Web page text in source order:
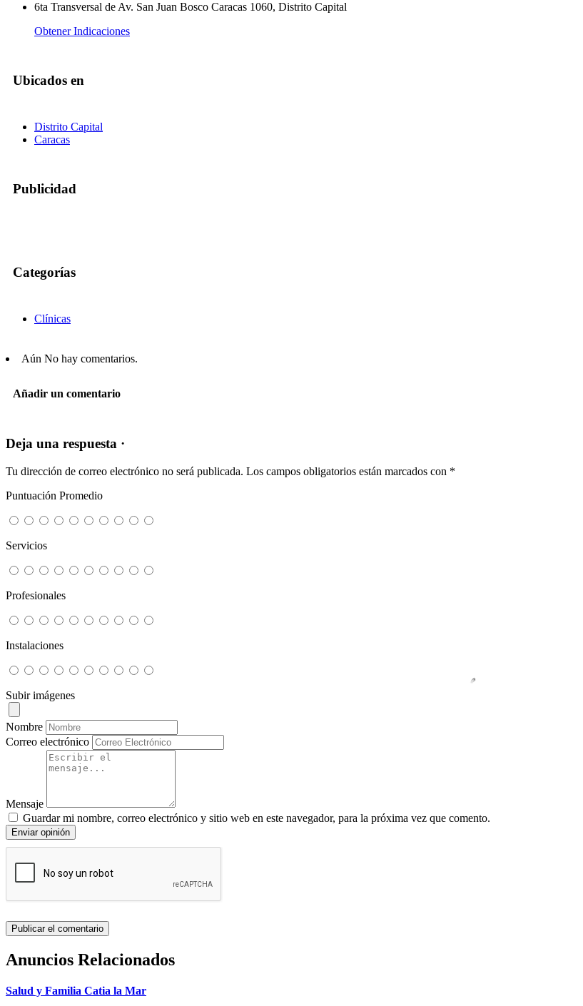
6ta Transversal de Av. San Juan Bosco Caracas 1060, Distrito Capital
Obtener Indicaciones
Ubicados en
Distrito Capital
Caracas
Publicidad
Categorías
Clínicas
Aún No hay comentarios.
Añadir un comentario
Deja una respuesta ·
Tu dirección de correo electrónico no será publicada. Los campos obligatorios están marcados con *
Puntuación Promedio
Servicios
Profesionales
Instalaciones
Subir imágenes
Nombre
Correo electrónico
Mensaje
Guardar mi nombre, correo electrónico y sitio web en este navegador, para la próxima vez que comento.
Enviar opinión
Anuncios Relacionados
Salud y Familia Catia la Mar